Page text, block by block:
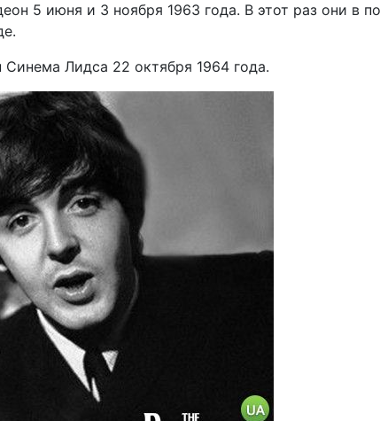
5 июня и 3 ноября 1963 года. В этот раз они в
Лидса 22 октября 1964 года.